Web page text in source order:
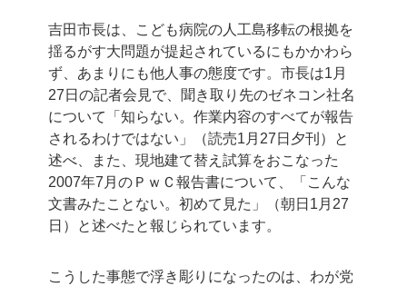
吉田市長は、こども病院の人工島移転の根拠を
揺るがす大問題が提起されているにもかかわら
ず、あまりにも他人事の態度です。市長は1月
27日の記者会見で、聞き取り先のゼネコン社名
について「知らない。作業内容のすべてが報告
されるわけではない」（読売1月27日夕刊）と
述べ、また、現地建て替え試算をおこなった
2007年7月のＰｗＣ報告書について、「こんな
文書みたことない。初めて見た」（朝日1月27
日）と述べたと報じられています。
こうした事態で浮き彫りになったのは、わが党